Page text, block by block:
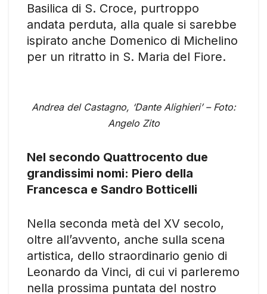
Basilica di S. Croce, purtroppo
andata perduta, alla quale si sarebbe
ispirato anche Domenico di Michelino
per un ritratto in S. Maria del Fiore.
Andrea del Castagno, ‘Dante Alighieri’ – Foto:
Angelo Zito
Nel secondo Quattrocento due
grandissimi nomi: Piero della
Francesca e Sandro Botticelli
Nella seconda metà del XV secolo,
oltre all’avvento, anche sulla scena
artistica, dello straordinario genio di
Leonardo da Vinci, di cui vi parleremo
nella prossima puntata del nostro